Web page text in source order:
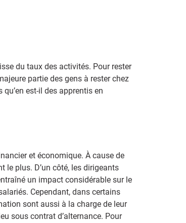
du taux des activités. Pour rester
partie des gens à rester chez
est-il des apprentis en
et économique. À cause de
le plus. D’un côté, les dirigeants
un impact considérable sur le
Cependant, dans certains
sont aussi à la charge de leur
sous contrat d’alternance. Pour